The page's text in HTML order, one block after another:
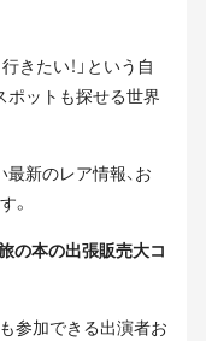
きたい！」という自
ポットも探せる世界
新のレア情報、お
。
の本の出張販売大コ
参加できる出演者お